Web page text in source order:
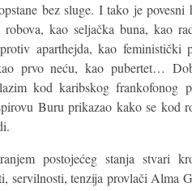
bez sluge. I tako je povesni
robova, kao seljačka buna, kao
aparthejda, kao feministički
prvo neću, kao pubertet…
kod karibskog frankofonog
Buru prikazao kako se kod
postojećeg stanja stvari
servilnosti, tenzija provlači Alma